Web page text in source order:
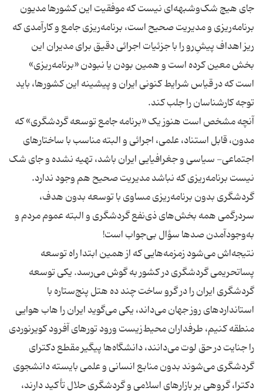
جای هیچ شک‌وشبهه‌ای نیست که موفقیت این کشورها مدیون
برنامه‌ریزی و مدیریت صحیح است، برنامه‌ریزی جامع و کارآمدی که
ریز اهداف پیشِ‌رو را با جزئیات اجرائی دقیق برای مدیران این
بخش معین کرده است و همین بودن یا نبودن «برنامه‌ریزی»
است که در قیاس شرایط کنونی ایران و پیشینه این کشورها، باید
آنچه مشخص است هنوز یک «برنامه جامع توسعه گردشگری» که
مدون، قابل استناد، علمی، اجرائی و البته مناسب با ساختارهای
اجتماعی- سیاسی و جغرافیایی ایران باشد، تهیه نشده و جای شک
نیست برنامه‌ریزی که نباشد مدیریت صحیح هم وجود ندارد.
گردشگری بدون برنامه‌ریزی مساوی با توسعه بدون هدف،
سردرگمی همه بخش‌های ذی‌نفع گردشگری و البته عموم مردم و
نتیجه‌اش می‌شود زمزمه‌هایی که از همین ابتدا راه توسعه
پساتحریمی گردشگری در کشور به گوش می‌رسد. یکی توسعه
گردشگری ایران را در گرو ساخت چند ده هتل پنج‌ستاره با
استانداردهای روز جهان می‌داند، یکی می‌گوید ایران را هاب هوایی
منطقه کنیم، طرفداران محیط‌زیست ورود تورهای آفرود کویرنوردی
را جنایت در حق لوت می‌دانند، دانشگاه‌ها پیگیر مقطع دکترای
گردشگری می‌شوند بدون منابع انسانی و علمی بایسته دانشجوی
دکترا، گروهی بر بازارهای اسلامی و گردشگری حلال تأکید دارند،